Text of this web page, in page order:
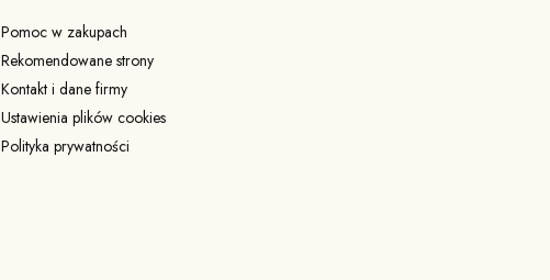
Pomoc w zakupach
Rekomendowane strony
Kontakt i dane firmy
Ustawienia plików cookies
Polityka prywatności